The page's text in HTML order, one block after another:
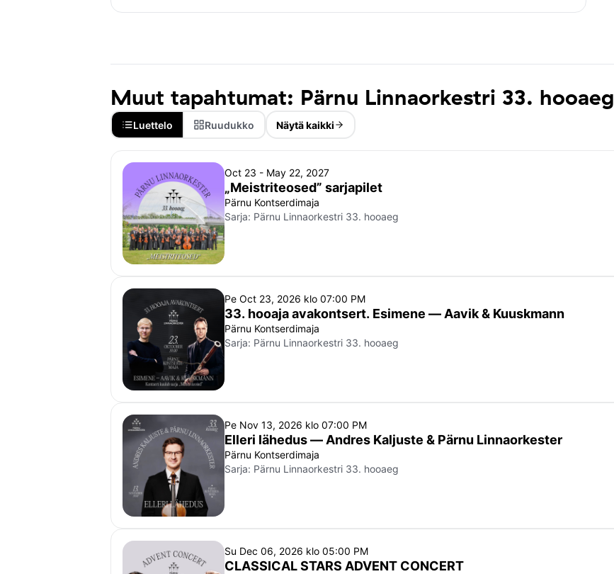
Muut tapahtumat: Pärnu Linnaorkestri 33. hooaeg
Luettelo Ruudukko Näytä kaikki
Oct 23 - May 22, 2027
„Meistriteosed” sarjapilet
Pärnu Kontserdimaja
Sarja: Pärnu Linnaorkestri 33. hooaeg
Pe Oct 23, 2026 klo 07:00 PM
33. hooaja avakontsert. Esimene — Aavik & Kuuskmann
Pärnu Kontserdimaja
Sarja: Pärnu Linnaorkestri 33. hooaeg
Pe Nov 13, 2026 klo 07:00 PM
Elleri lähedus — Andres Kaljuste & Pärnu Linnaorkester
Pärnu Kontserdimaja
Sarja: Pärnu Linnaorkestri 33. hooaeg
Su Dec 06, 2026 klo 05:00 PM
CLASSICAL STARS ADVENT CONCERT